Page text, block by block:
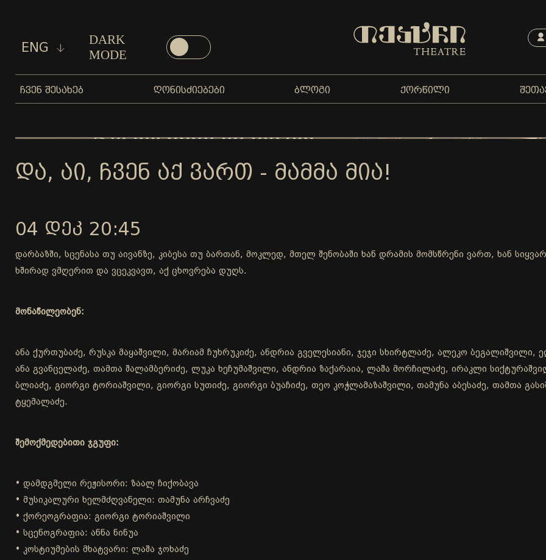
ENG
DARK
MODE
ᲩᲕᲔᲜ ᲨᲔᲡᲐᲮᲔᲑ ᲦᲝᲜᲘᲡᲫᲘᲔᲑᲔᲑᲘ ᲑᲚᲝᲒᲘ ᲥᲝᲠᲬᲘᲚᲘ
ᲓᲐ, ᲐᲘ, ᲩᲕᲔᲜ ᲐᲥ ᲕᲐᲠᲗ - ᲛᲐᲛᲛᲐ ᲛᲘᲐ!
04 ᲓᲔᲙ 20:45
დარბაზში, სცენასა თუ აივანზე, კიბესა თუ ბართან, მოკლედ, მთელ შენობაში ხან დრამის მომსწრენი ვართ, ხან
ხშირად ვმღერით და ვცეკვავთ, აქ ცხოვრება დუღს.
მონაწილეობენ:
ანა ქურთუბაძე, რუსკა მაყაშვილი, მარიამ ჩუხრუკიძე, ანდრია გველესიანი, ჯეჯი სხირტლაძე, ალეკო
ანა გვანცელაძე, თამთა შალამბერიძე, ლუკა ხეჩუმაშვილი, ანდრია ზაქარაია, ლაშა მორჩილაძე, ირაკლი
ბლიაძე, გიორგი ტორიაშვილი, გიორგი სუთიძე, გიორგი ბუაჩიძე, თეო კოჭლამაზაშვილი, თამუნა აბესაძე, თამთა
ტყემალაძე.
შემოქმედებითი ჯგუფი:
• დამდგმელი რეჟისორი: ზაალ ჩიქობავა
• მუსიკალური ხელმძღვანელი: თამუნა არჩვაძე
• ქორეოგრაფია: გიორგი ტორიაშვილი
• სცენოგრაფია: ანნა ნინუა
• კოსტიუმების მხატვარი: ლაშა ჯოხაძე